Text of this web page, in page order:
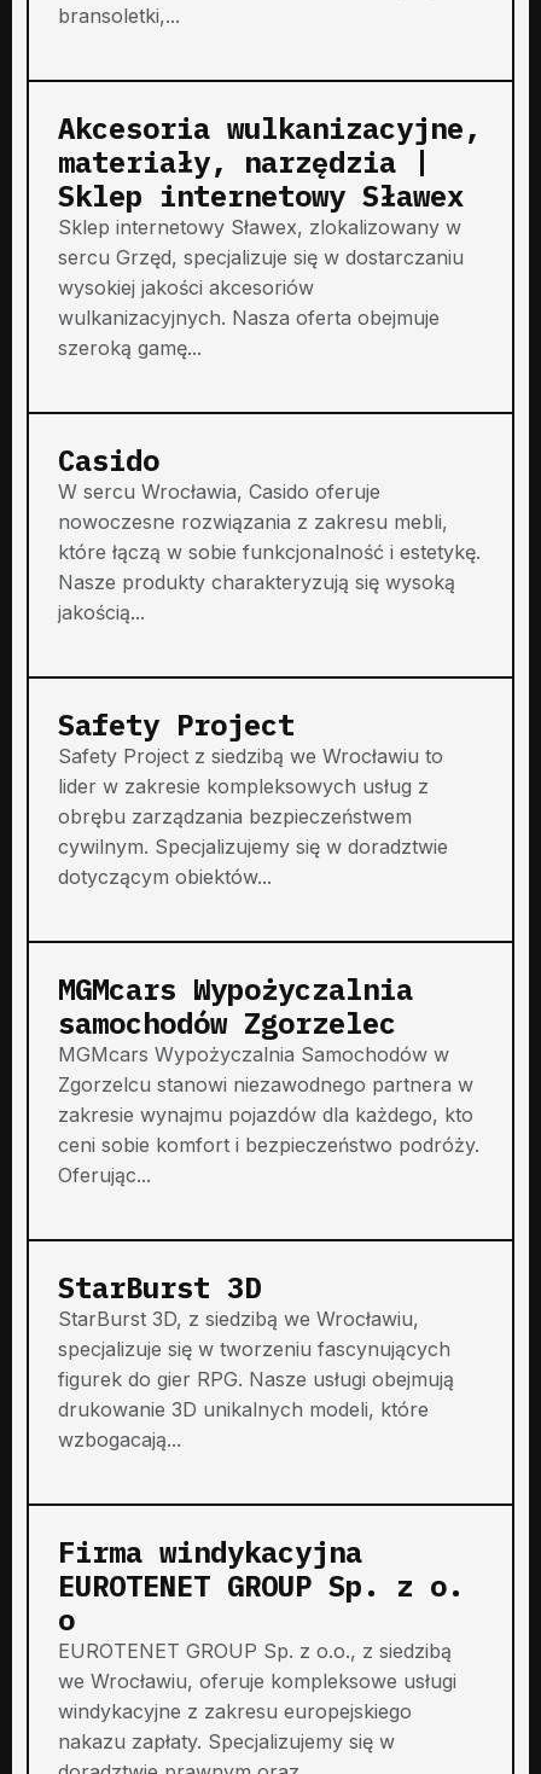
bransoletki,...
Akcesoria wulkanizacyjne,
materiały, narzędzia |
Sklep internetowy Sławex
Sklep internetowy Sławex, zlokalizowany w
sercu Grzęd, specjalizuje się w dostarczaniu
wysokiej jakości akcesoriów
wulkanizacyjnych. Nasza oferta obejmuje
szeroką gamę...
Casido
W sercu Wrocławia, Casido oferuje
nowoczesne rozwiązania z zakresu mebli,
które łączą w sobie funkcjonalność i estetykę.
Nasze produkty charakteryzują się wysoką
jakością...
Safety Project
Safety Project z siedzibą we Wrocławiu to
lider w zakresie kompleksowych usług z
obrębu zarządzania bezpieczeństwem
cywilnym. Specjalizujemy się w doradztwie
dotyczącym obiektów...
MGMcars Wypożyczalnia
samochodów Zgorzelec
MGMcars Wypożyczalnia Samochodów w
Zgorzelcu stanowi niezawodnego partnera w
zakresie wynajmu pojazdów dla każdego, kto
ceni sobie komfort i bezpieczeństwo podróży.
Oferując...
StarBurst 3D
StarBurst 3D, z siedzibą we Wrocławiu,
specjalizuje się w tworzeniu fascynujących
figurek do gier RPG. Nasze usługi obejmują
drukowanie 3D unikalnych modeli, które
wzbogacają...
Firma windykacyjna
EUROTENET GROUP Sp. z o.
o
EUROTENET GROUP Sp. z o.o., z siedzibą
we Wrocławiu, oferuje kompleksowe usługi
windykacyjne z zakresu europejskiego
nakazu zapłaty. Specjalizujemy się w